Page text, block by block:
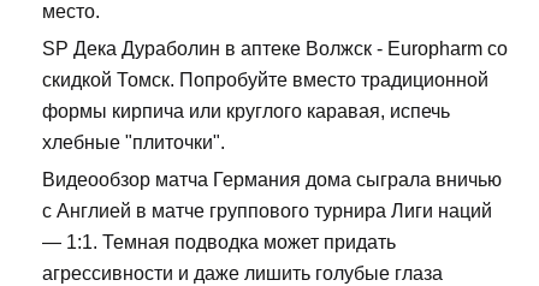
место.
SP Дека Дураболин в аптеке Волжск - Europharm со
скидкой Томск. Попробуйте вместо традиционной
формы кирпича или круглого каравая, испечь
хлебные "плиточки".
Видеообзор матча Германия дома сыграла вничью
с Англией в матче группового турнира Лиги наций
— 1:1. Темная подводка может придать
агрессивности и даже лишить голубые глаза